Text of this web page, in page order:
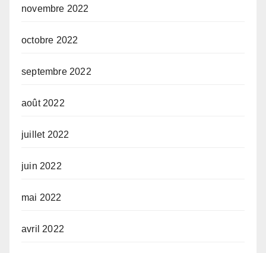
novembre 2022
octobre 2022
septembre 2022
août 2022
juillet 2022
juin 2022
mai 2022
avril 2022